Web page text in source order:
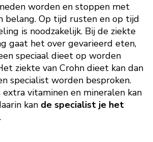
worden en stoppen met
belang. Op tijd rusten en op tijd
is noodzakelijk. Bij de ziekte
gaat het over gevarieerd eten,
speciaal dieet op worden
ziekte van Crohn dieet kan dan
specialist worden besproken.
vitaminen en mineralen kan
kan de specialist je het
.